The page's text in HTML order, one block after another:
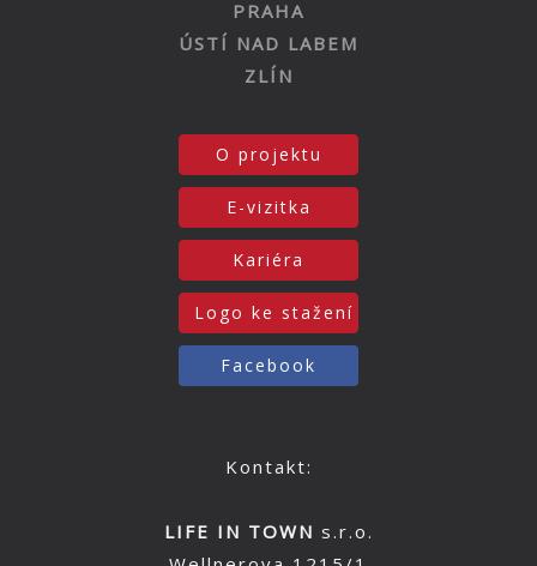
PRAHA
ÚSTÍ NAD LABEM
ZLÍN
O projektu
E-vizitka
Kariéra
Logo ke stažení
Facebook
Kontakt:
LIFE IN TOWN s.r.o.